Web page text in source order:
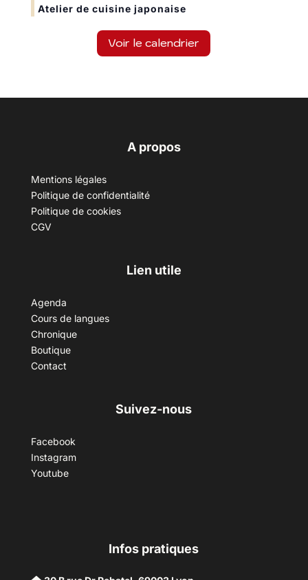
Atelier de cuisine japonaise
Voir le calendrier
A propos
Mentions légales
Politique de confidentialité
Politique de cookies
CGV
Lien utile
Agenda
Cours de langues
Chronique
Boutique
Contact
Suivez-nous
Facebook
Instagram
Youtube
Infos pratiques